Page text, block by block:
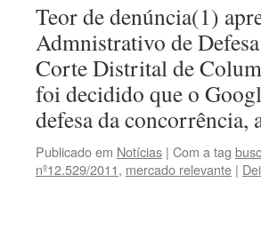
Teor de denúncia(1)
Admnistrativo de
Corte Distrital de
foi decidido que o
defesa da
Publicado em Notícias | Com a tag
nº12.529/2011, mercado relevante |